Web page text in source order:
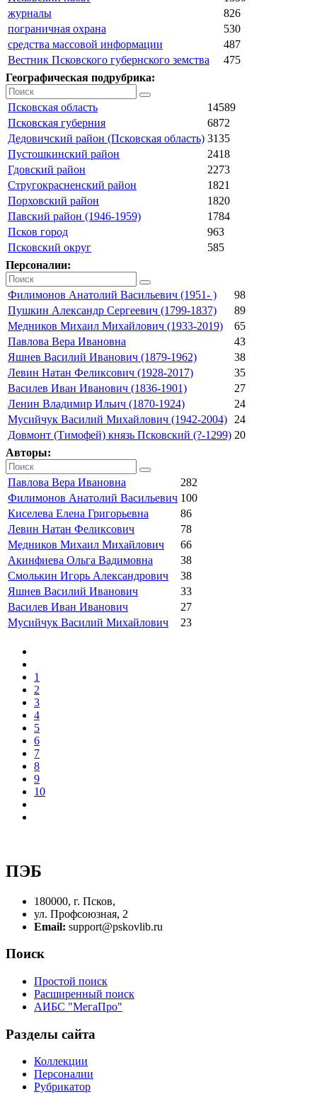
журналы
826
пограничная охрана
530
средства массовой информации
487
Вестник Псковского губернского земства
475
Географическая подрубрика:
Псковская область
14589
Псковская губерния
6872
Дедовичский район (Псковская область) 3135
Пустошкинский район
2418
Гдовский район
2273
Стругокрасненский район
1821
Порховский район
1820
Павский район (1946-1959)
1784
Псков город
963
Псковский округ
585
Персоналии:
Филимонов Анатолий Васильевич (1951- )
98
Пушкин Александр Сергеевич (1799-1837)
89
Медников Михаил Михайлович (1933-2019)
65
Павлова Вера Ивановна
43
Яшнев Василий Иванович (1879-1962)
38
Левин Натан Феликсович (1928-2017)
35
Василев Иван Иванович (1836-1901)
27
Ленин Владимир Ильич (1870-1924)
24
Мусийчук Василий Михайлович (1942-2004)
24
Довмонт (Тимофей) князь Псковский (?-1299) 20
Авторы:
Павлова Вера Ивановна
282
Филимонов Анатолий Васильевич 100
Киселева Елена Григорьевна
86
Левин Натан Феликсович
78
Медников Михаил Михайлович
66
Акинфиева Ольга Вадимовна
38
Смолькин Игорь Александрович
38
Яшнев Василий Иванович
33
Василев Иван Иванович
27
Мусийчук Василий Михайлович
23
1
2
3
4
5
6
7
8
9
10
ПЭБ
180000, г. Псков,
ул. Профсоюзная, 2
Email: support@pskovlib.ru
Поиск
Простой поиск
Расширенный поиск
АИБС "МегаПро"
Разделы сайта
Коллекции
Персоналии
Рубрикатор